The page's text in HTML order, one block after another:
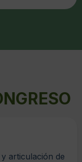
articulación de